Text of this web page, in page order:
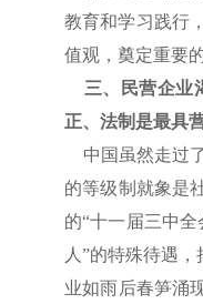
教育和学习践行
值观，奠定重要
三、民营企业
正、法制是最具
中国虽然走过
的等级制就象是
的“十一届三中
人”的特殊待遇
业如雨后春笋涌